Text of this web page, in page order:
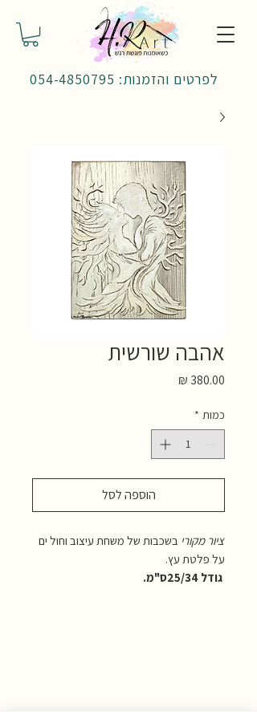
לפרטים והזמנות: 054-4850795
אהבה שורשית
כמות *
הוספה לסל
ציור מקורי בשכבות של משחת עיצוב וחול ים
על פלטת עץ.
גודל 25/34ס"מ.